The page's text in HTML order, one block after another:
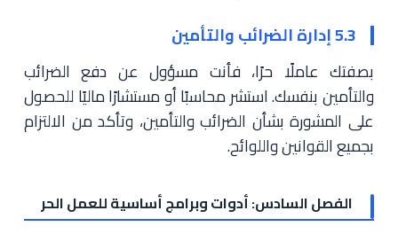
5.3 إدارة الضرائب والتأمين
بصفتك عاملًا حرًا، فأنت مسؤول عن دفع الضرائب
والتأمين بنفسك. استشر محاسبًا أو مستشارًا ماليًا للحصول
على المشورة بشأن الضرائب والتأمين، وتأكد من الالتزام
بجميع القوانين واللوائح.
الفصل السادس: أدوات وبرامج أساسية للعمل الحر